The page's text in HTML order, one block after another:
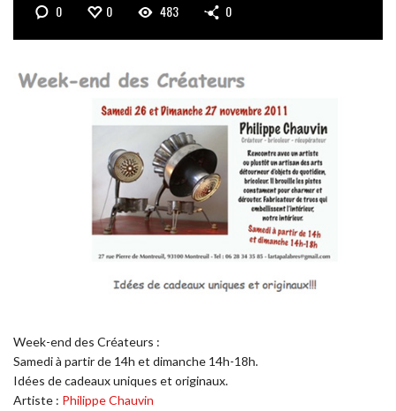
0 0 483 0
Week-end des Créateurs :
Samedi à partir de 14h et dimanche 14h-18h.
Idées de cadeaux uniques et originaux.
Artiste : Philippe Chauvin